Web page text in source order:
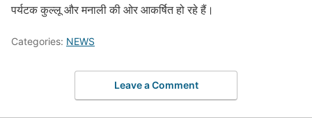
पर्यटक कुल्लू और मनाली की ओर आकर्षित हो रहे हैं।
Categories: NEWS
Leave a Comment